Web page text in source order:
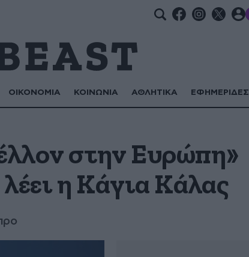
ΟΙΚΟΝΟΜΙΑ ΚΟΙΝΩΝΙΑ ΑΘΛΗΤΙΚΑ ΕΦΗΜΕΡΙΔΕΣ
στην Ευρώπη»
λέει η Κάγια Κάλας